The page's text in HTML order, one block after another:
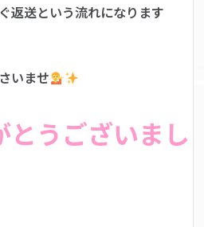
返送という流れになります
いませ
とうございまし